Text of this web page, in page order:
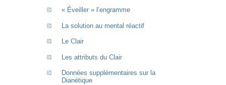
« Éveiller » l’engramme
La solution au mental réactif
Le Clair
Les attributs du Clair
Données supplémentaires sur la
Dianétique